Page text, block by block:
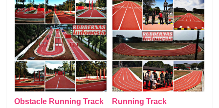
Obstacle Running Track
Running Track